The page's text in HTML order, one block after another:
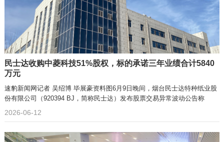
民士达收购中菱科技51%股权，标的承诺三年业绩合计5840
万元
速豹新闻网记者 吴绍博 毕展豪资料图6月9日晚间，烟台民士达特种纸业股
份有限公司（920394 BJ，简称民士达）发布股票交易异常波动公告称
2026-06-12